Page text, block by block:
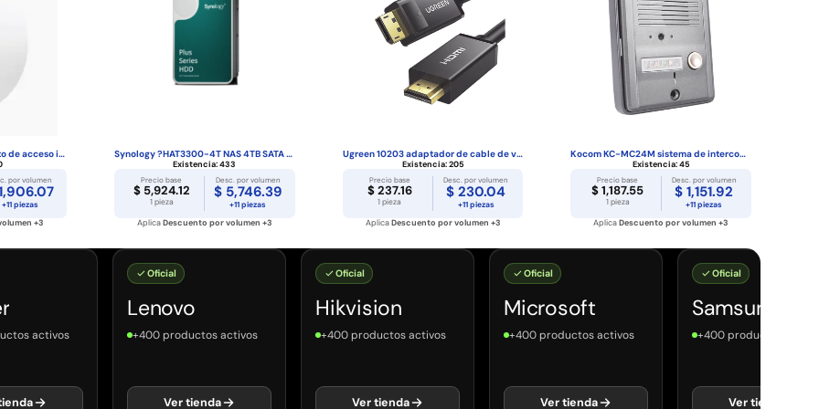
Ubiquiti UAP-AC-LR punto de acceso inalámbrico ...
por volumen
+11 piezas
+3
Synology ?HAT3300-4T NAS 4TB SATA 3.5 HDD disco...
Existencia:433
Precio base
$ 5,924.12
1 pieza
Desc. por volumen
$ 5,746.39
+11 piezas
AplicaDescuento por volumen +3
Ugreen 10203 adaptador de cable de vídeo 3 m Di...
Existencia:205
Precio base
$ 237.16
1 pieza
Desc. por volumen
$ 230.04
+11 piezas
AplicaDescuento por volumen +3
Kocom KC-MC24M sistema de intercomunicación de ...
Existencia:45
Precio base
$ 1,187.55
1 pieza
Desc. por volumen
$ 1,151.92
+11 piezas
AplicaDescuento por volumen +3
activos
Oficial
Lenovo
+400 productos activos
Ver tienda
Oficial
Hikvision
+400 productos activos
Ver tienda
Oficial
Microsoft
+400 productos activos
Ver tienda
Oficial
Samsung
+400 productos activos
Ver tienda